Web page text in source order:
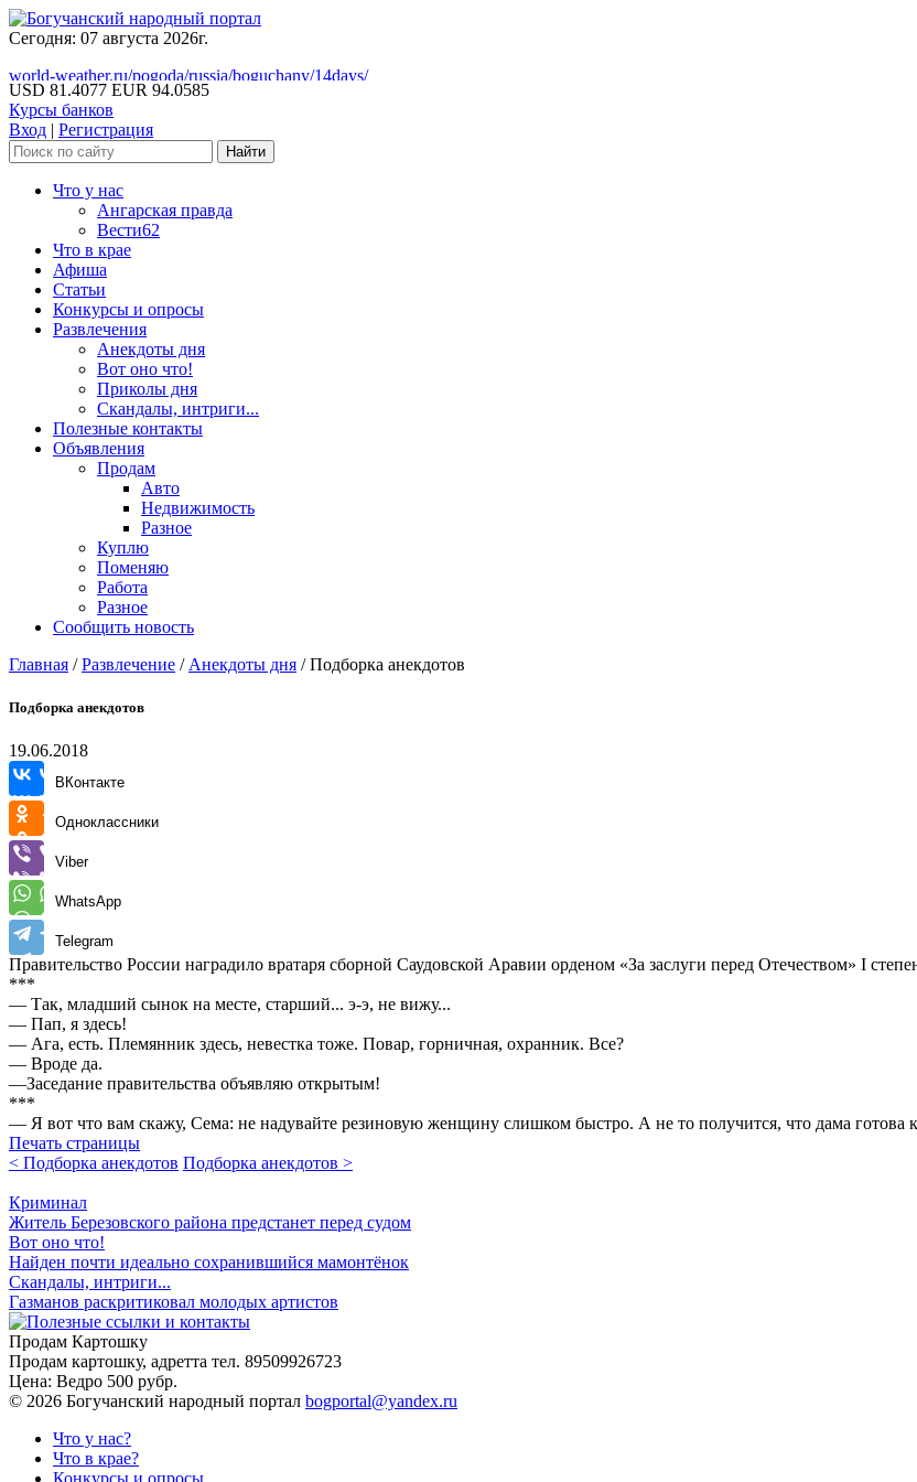
Сегодня: 07 августа 2026г.
world-weather.ru/pogoda/russia/boguchany/14days/
USD 81.4077 EUR 94.0585
Курсы банков
Вход | Регистрация
Что у нас
Ангарская правда
Вести62
Что в крае
Афиша
Статьи
Конкурсы и опросы
Развлечения
Анекдоты дня
Вот оно что!
Приколы дня
Скандалы, интриги...
Полезные контакты
Объявления
Продам
Авто
Недвижимость
Разное
Куплю
Поменяю
Работа
Разное
Сообщить новость
Главная /Развлечение / Анекдоты дня /Подборка анекдотов
Подборка анекдотов
19.06.2018
ВКонтакте
Одноклассники
Viber
WhatsApp
Telegram
Правительство России наградило вратаря сборной Саудовской Аравии орденом «За заслуги перед Отечеством» I
***
— Так, младший сынок на месте, старший... э-э, не вижу...
— Пап, я здесь!
— Ага, есть. Племянник здесь, невестка тоже. Повар, горничная, охранник. Все?
— Вроде да.
—Заседание правительства объявляю открытым!
***
— Я вот что вам скажу, Сема: не надувайте резиновую женщину слишком быстро. А не то получится, что дама готова к
Печать страницы
< Подборка анекдотов Подборка анекдотов >
Криминал
Житель Березовского района предстанет перед судом
Вот оно что!
Найден почти идеально сохранившийся мамонтёнок
Скандалы, интриги...
Газманов раскритиковал молодых артистов
Продам Картошку
Продам картошку, адретта тел. 89509926723
Цена: Ведро 500 рубр.
© 2026 Богучанский народный портал bogportal@yandex.ru
Что у нас?
Что в крае?